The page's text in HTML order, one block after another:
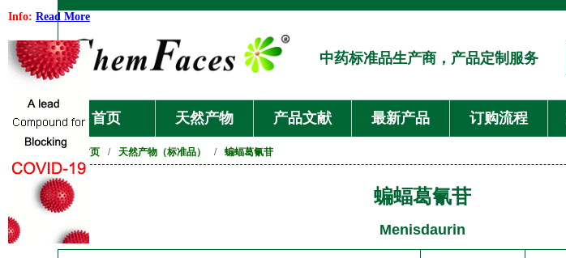
Info: Read More
中药标准品生产商，产品定制服务
首页 天然产物 产品文献 最新产品 订购流程
首页 / 天然产物（标准品） / 蝙蝠葛氰苷
蝙蝠葛氰苷
Menisdaurin